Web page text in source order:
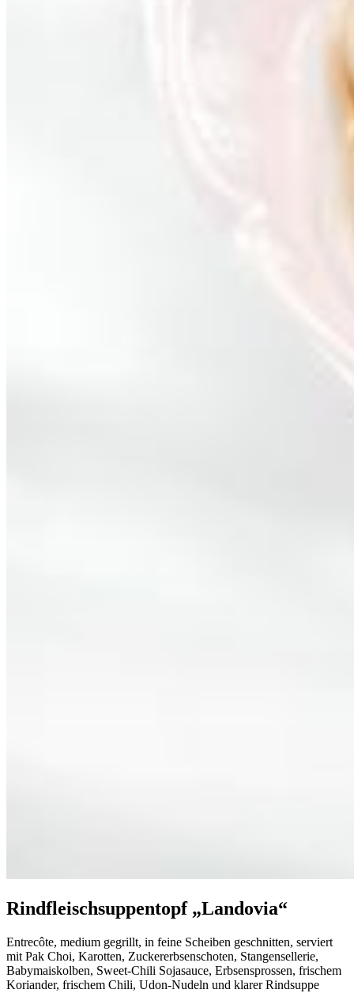
Rindfleischsuppentopf „Landovia“
Entrecôte, medium gegrillt, in feine Scheiben geschnitten, serviert
mit Pak Choi, Karotten, Zuckererbsenschoten, Stangensellerie,
Babymaiskolben, Sweet-Chili Sojasauce, Erbsensprossen, frischem
Koriander, frischem Chili, Udon-Nudeln und klarer Rindsuppe